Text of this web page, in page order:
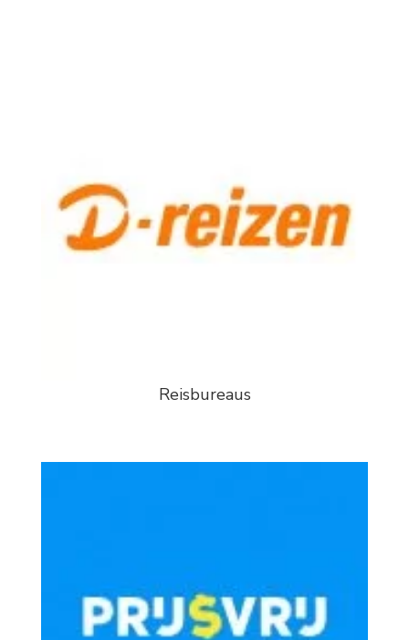
Reisbureaus